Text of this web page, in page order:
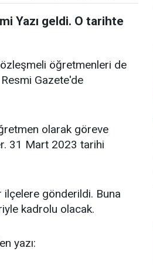
Yazı geldi. O tarihte
öğretmenleri de
Gazete'de
olarak göreve
31 Mart 2023 tarihi
ilçelere gönderildi. Buna
kadrolu olacak.
yazı: